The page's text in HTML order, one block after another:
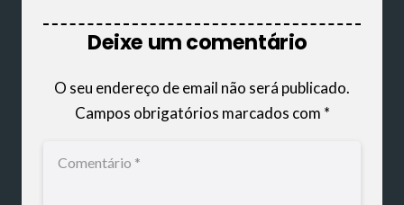
Deixe um comentário
O seu endereço de email não será publicado.
Campos obrigatórios marcados com *